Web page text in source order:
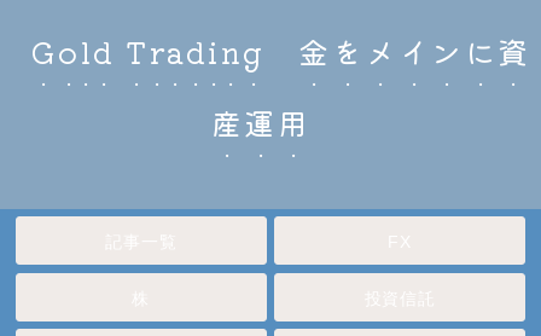
Gold Trading 金をメインに資
産運用